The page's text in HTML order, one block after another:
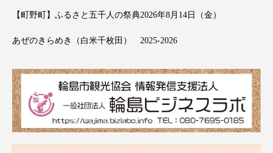
【町野町】ふるさと五千人の祭典2026年8月14日（金）
あぜのきらめき（白米千枚田） 2025-2026